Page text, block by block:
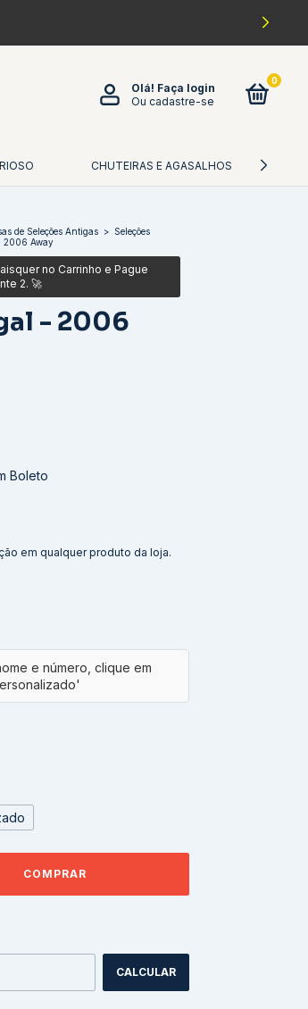
Olá! Faça login
Ou cadastre-se
0
CHUTEIRAS E AGASALHOS
de Seleções Antigas > Seleções
2006 Away
- 2006
Boleto
em qualquer produto da loja.
CALCULAR